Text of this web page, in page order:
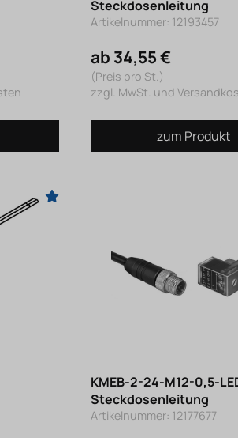
Steckdosenleitung
Artikelnummer: 12193457
ab 34,55 €
(Preis pro St.)
zzgl. MwSt. und
zum Produkt
KMEB-2-24-M12-0,5-
Steckdosenleitung
Artikelnummer: 12177677